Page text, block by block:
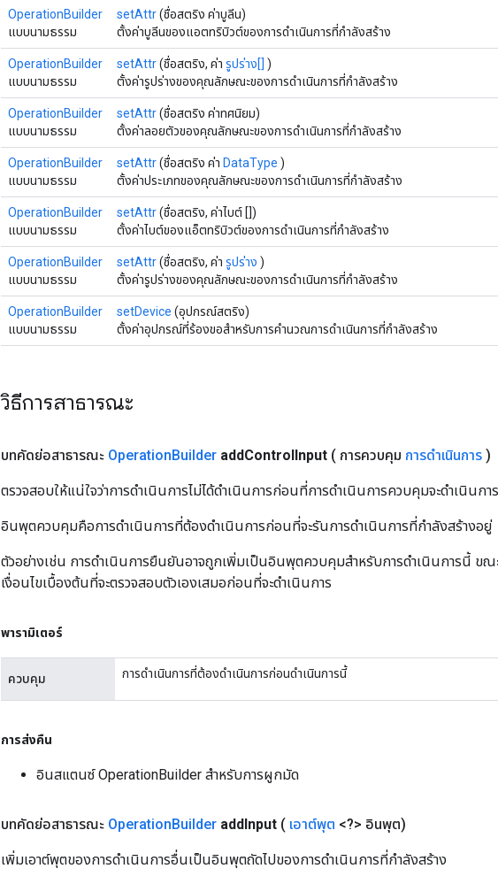
OperationBuilder
แบบนามธรรม
setAttr(ชื่อสตริง ค่าบูลีน)
ตั้งค่าบูลีนของแอตทริบิวต์ของการดำเนินการที่กำลังสร้าง
OperationBuilder
แบบนามธรรม
setAttr(ชื่อสตริง, ค่า รูปร่าง[] )
ตั้งค่ารูปร่างของคุณลักษณะของการดำเนินการที่กำลังสร้าง
OperationBuilder
แบบนามธรรม
setAttr(ชื่อสตริง ค่าทศนิยม)
ตั้งค่าลอยตัวของคุณลักษณะของการดำเนินการที่กำลังสร้าง
OperationBuilder
แบบนามธรรม
setAttr(ชื่อสตริง ค่า DataType )
ตั้งค่าประเภทของคุณลักษณะของการดำเนินการที่กำลังสร้าง
OperationBuilder
แบบนามธรรม
setAttr(ชื่อสตริง, ค่าไบต์ [])
ตั้งค่าไบต์ของแอ็ตทริบิวต์ของการดำเนินการที่กำลังสร้าง
OperationBuilder
แบบนามธรรม
setAttr(ชื่อสตริง, ค่า รูปร่าง )
ตั้งค่ารูปร่างของคุณลักษณะของการดำเนินการที่กำลังสร้าง
OperationBuilder
แบบนามธรรม
setDevice (อุปกรณ์สตริง)
ตั้งค่าอุปกรณ์ที่ร้องขอสำหรับการคำนวณการดำเนินการที่กำลังสร้าง
วิธีการสาธารณะ
บทคัดย่อสาธารณะ OperationBuilder addControlInput ( การควบคุม การดำเนินการ )
ตรวจสอบให้แน่ใจว่าการดำเนินการไม่ได้ดำเนินการก่อนที่การดำเนินการควบคุมจะดำเนินการ
อินพุตควบคุมคือการดำเนินการที่ต้องดำเนินการก่อนที่จะรันการดำเนินการที่กำลังสร้างอยู่
ตัวอย่างเช่น การดำเนินการยืนยันอาจถูกเพิ่มเป็นอินพุตควบคุมสำหรับการดำเนินการนี้ ข
เงื่อนไขเบื้องต้นที่จะตรวจสอบตัวเองเสมอก่อนที่จะดำเนินการ
พารามิเตอร์
ควบคุม การดำเนินการที่ต้องดำเนินการก่อนดำเนินการนี้
การส่งคืน
อินสแตนซ์ OperationBuilder สำหรับการผูกมัด
บทคัดย่อสาธารณะ OperationBuilder addInput ( เอาต์พุต <?> อินพุต)
เพิ่มเอาต์พุตของการดำเนินการอื่นเป็นอินพุตถัดไปของการดำเนินการที่กำลังสร้าง